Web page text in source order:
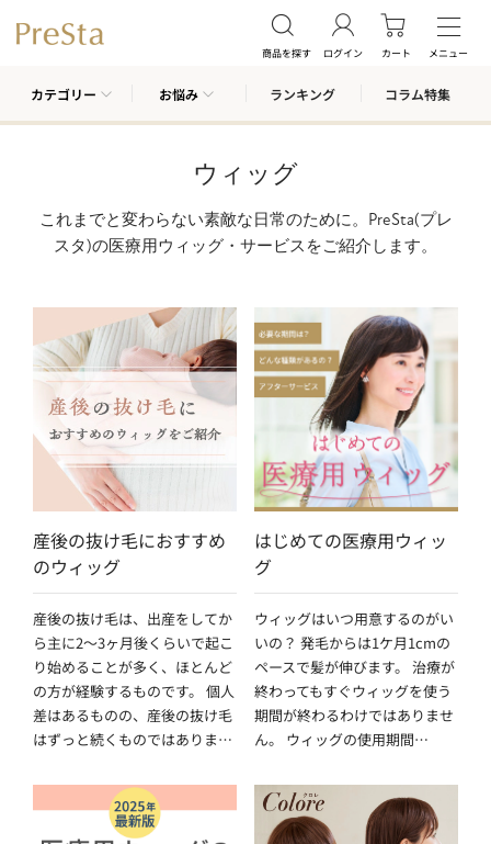
商品を探す ログイン カート メニュー
カテゴリー お悩み ランキング コラム特集
ウィッグ
これまでと変わらない素敵な日常のために。PreSta(プレ
スタ)の医療用ウィッグ・サービスをご紹介します。
産後の抜け毛におすすめ
のウィッグ
産後の抜け毛は、出産をしてか
ら主に2〜3ヶ月後くらいで起こ
り始めることが多く、ほとんど
の方が経験するものです。 個人
差はあるものの、産後の抜け毛
はずっと続くものではありま…
はじめての医療用ウィッ
グ
ウィッグはいつ用意するのがい
いの？ 発毛からは1ケ月1cmの
ペースで髪が伸びます。 治療が
終わってもすぐウィッグを使う
期間が終わるわけではありませ
ん。 ウィッグの使用期間…